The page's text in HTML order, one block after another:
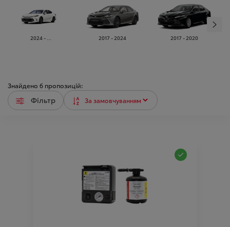
2024 - ... 2017 - 2024 2017 - 2020
Знайдено 6 пропозицій:
Фільтр